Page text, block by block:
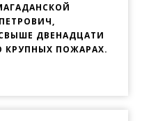
ДВЕНАДЦАТИ
КРУПНЫХ ПОЖАРАХ.